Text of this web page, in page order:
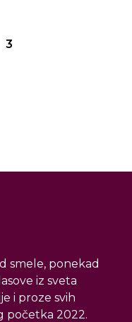
3
smele, ponekad
iz sveta
i proze svih
početka 2022.